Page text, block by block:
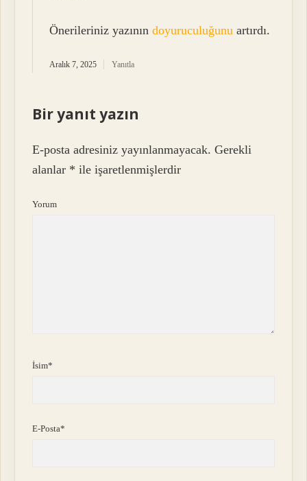
Önerileriniz yazınındoyuruculuğunu artırdı.
Aralık 7, 2025 Yanıtla
Bir yanıt yazın
E-posta adresiniz yayınlanmayacak. Gerekli
alanlar * ile işaretlenmişlerdir
Yorum
İsim*
E-Posta*